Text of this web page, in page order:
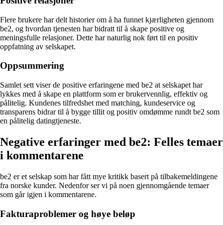
Flere brukere har delt historier om å ha funnet kjærligheten gjennom
be2, og hvordan tjenesten har bidratt til å skape positive og
meningsfulle relasjoner. Dette har naturlig nok ført til en positiv
oppfatning av selskapet.
Oppsummering
Samlet sett viser de positive erfaringene med be2 at selskapet har
lykkes med å skape en plattform som er brukervennlig, effektiv og
pålitelig. Kundenes tilfredshet med matching, kundeservice og
transparens bidrar til å bygge tillit og positiv omdømme rundt be2 som
en pålitelig datingtjeneste.
Negative erfaringer med be2: Felles temaer
i kommentarene
be2 er et selskap som har fått mye kritikk basert på tilbakemeldingene
fra norske kunder. Nedenfor ser vi på noen gjennomgående temaer
som går igjen i kommentarene.
Fakturaproblemer og høye beløp